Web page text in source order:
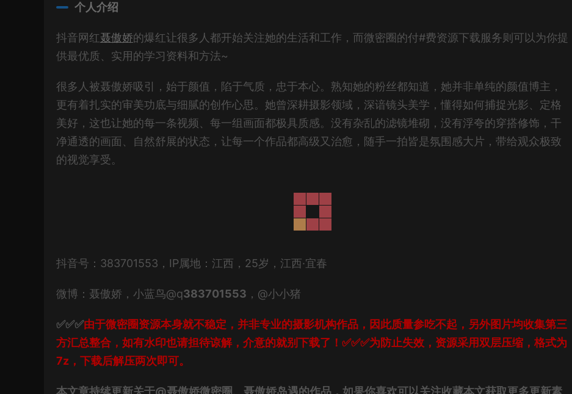
个人介绍
抖音网红聂傲娇的爆红让很多人都开始关注她的生活和工作，而微密圈的付#费资源下载服务则可以为你提
供最优质、实用的学习资料和方法~
很多人被聂傲娇吸引，始于颜值，陷于气质，忠于本心。熟知她的粉丝都知道，她并非单纯的颜值博主，
更有着扎实的审美功底与细腻的创作心思。她曾深耕摄影领域，深谙镜头美学，懂得如何捕捉光影、定格
美好，这也让她的每一条视频、每一组画面都极具质感。没有杂乱的滤镜堆砌，没有浮夸的穿搭修饰，干
净通透的画面、自然舒展的状态，让每一个作品都高级又治愈，随手一拍皆是氛围感大片，带给观众极致
的视觉享受。
抖音号：383701553，IP属地：江西，25岁，江西·宜春
微博：聂傲娇，小蓝鸟@q383701553 ，@小小猪
✅✅✅由于微密圈资源本身就不稳定，并非专业的摄影机构作品，因此质量参吃不起，另外图片均收集第三
方汇总整合，如有水印也请担待谅解，介意的就别下载了！✅✅✅为防止失效，资源采用双层压缩，格式为
7z，下载后解压两次即可。
本文章持续更新关于@聂傲娇微密圈、聂傲娇岛遇的作品，如果你喜欢可以关注收藏本文获取更多更新素